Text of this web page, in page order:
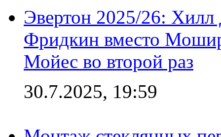
Эвертон 2025/26:
Фридкин вместо
Мойес во второй раз
30.7.2025, 19:59